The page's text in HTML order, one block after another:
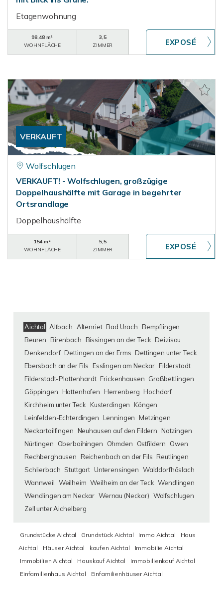
Etagenwohnung
98,48 m²
WOHNFLÄCHE
3,5
ZIMMER
VERKAUFT
Wolfschlugen
VERKAUFT! - Wolfschlugen, großzügige
Doppelhaushälfte mit Garage in begehrter
Ortsrandlage
Doppelhaushälfte
154 m²
WOHNFLÄCHE
5,5
ZIMMER
Aichtal Altbach Altenriet Bad Urach
Bempflingen
Beuren
Birenbach Bissingen an der Teck Deizisau
Denkendorf Dettingen an der Erms Dettingen unter Teck
Ebersbach an der Fils
Esslingen am Neckar Filderstadt
Filderstadt-Plattenhardt Frickenhausen Großbettlingen
Göppingen
Hattenhofen Herrenberg Hochdorf
Kirchheim unter Teck
Kusterdingen
Köngen
Leinfelden-Echterdingen
Lenningen
Metzingen
Neckartailfingen
Neuhausen auf den Fildern
Notzingen
Nürtingen
Oberboihingen Ohmden Ostfildern
Owen
Rechberghausen
Reichenbach an der Fils Reutlingen
Schlierbach Stuttgart Unterensingen Walddorfhäslach
Wannweil Weilheim Weilheim an der Teck Wendlingen
Wendlingen am Neckar Wernau (Neckar) Wolfschlugen
Zell unter Aichelberg
Grundstücke Aichtal Grundstück Aichtal Immo Aichtal
Haus
Aichtal
Häuser Aichtal kaufen Aichtal
Immobilie Aichtal
Immobilien Aichtal
Hauskauf Aichtal
Immobilienkauf Aichtal
Einfamilienhaus Aichtal
Einfamilienhäuser Aichtal